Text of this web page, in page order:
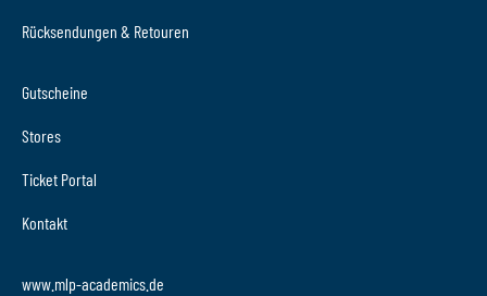
Rücksendungen & Retouren
Gutscheine
Stores
Ticket Portal
Kontakt
www.mlp-academics.de